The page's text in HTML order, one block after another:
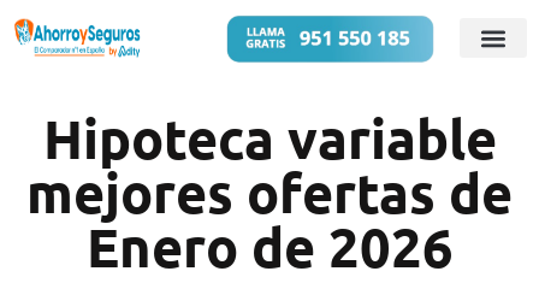
Hipoteca variable
mejores ofertas de
Enero de 2026